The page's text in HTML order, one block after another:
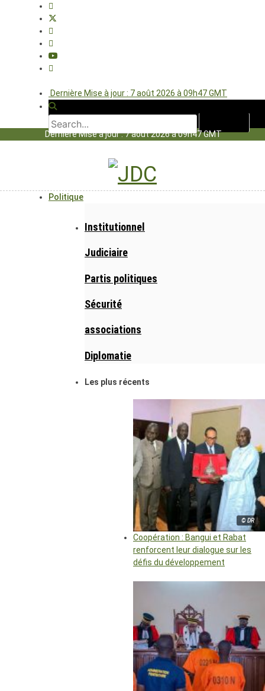
Dernière Mise à jour : 7 août 2026 à 09h47 GMT
Dernière Mise à jour : 7 août 2026 à 09h47 GMT
Politique
Institutionnel
Judiciaire
Partis politiques
Sécurité
associations
Diplomatie
Les plus récents
© DR
Coopération : Bangui et Rabat
renforcent leur dialogue sur les
défis du développement